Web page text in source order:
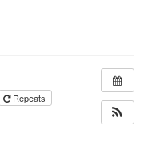
Repeats